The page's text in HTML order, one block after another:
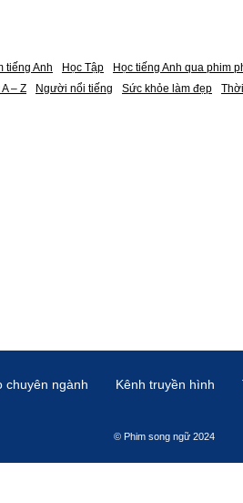
tiếng Anh Học Tập Học tiếng Anh qua phim
– Z Người nổi tiếng Sức khỏe làm đẹp
chuyên ngành Kênh truyền hình
© Phim song ngữ 2024